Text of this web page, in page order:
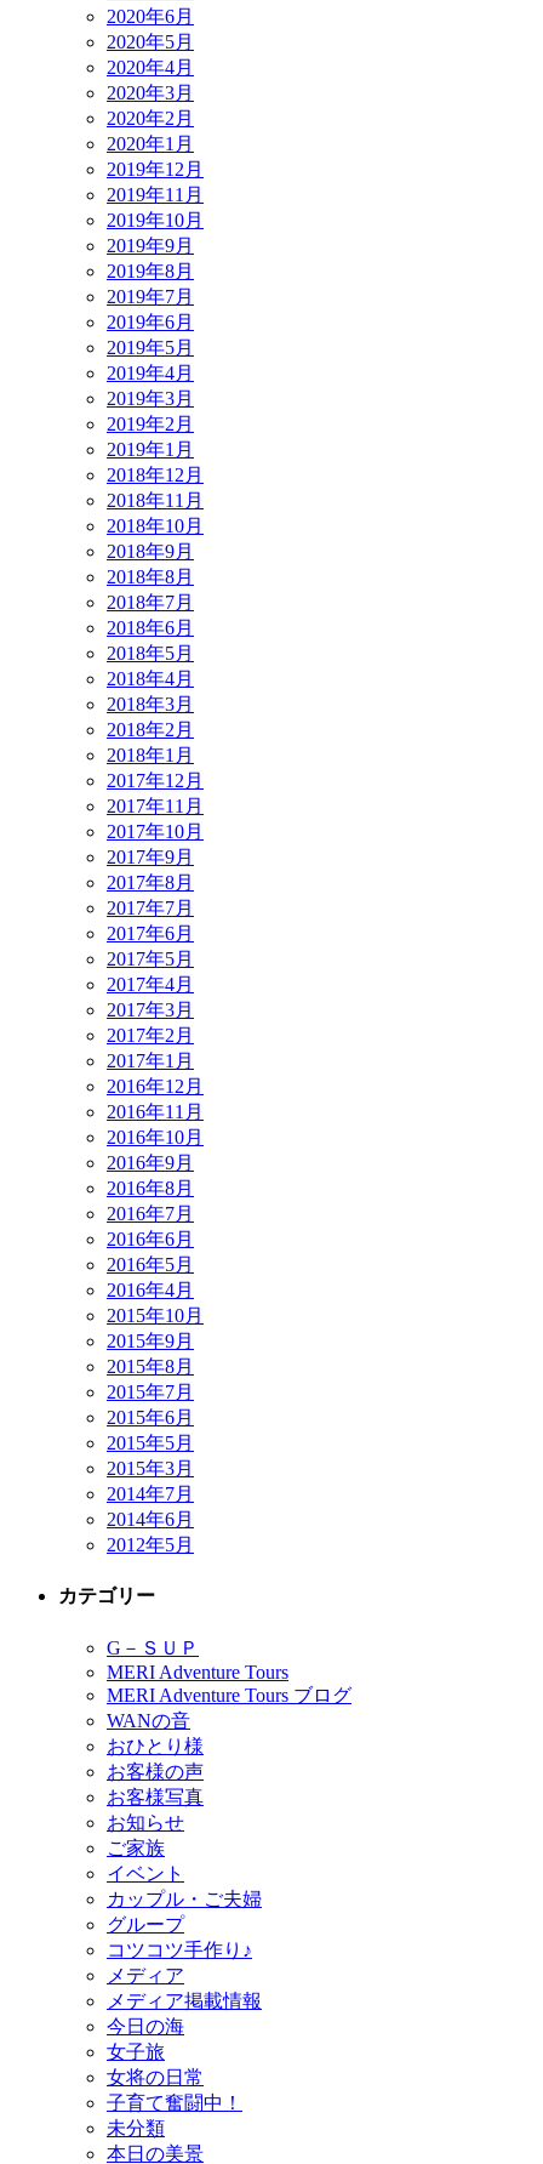
2020年6月
2020年5月
2020年4月
2020年3月
2020年2月
2020年1月
2019年12月
2019年11月
2019年10月
2019年9月
2019年8月
2019年7月
2019年6月
2019年5月
2019年4月
2019年3月
2019年2月
2019年1月
2018年12月
2018年11月
2018年10月
2018年9月
2018年8月
2018年7月
2018年6月
2018年5月
2018年4月
2018年3月
2018年2月
2018年1月
2017年12月
2017年11月
2017年10月
2017年9月
2017年8月
2017年7月
2017年6月
2017年5月
2017年4月
2017年3月
2017年2月
2017年1月
2016年12月
2016年11月
2016年10月
2016年9月
2016年8月
2016年7月
2016年6月
2016年5月
2016年4月
2015年10月
2015年9月
2015年8月
2015年7月
2015年6月
2015年5月
2015年3月
2014年7月
2014年6月
2012年5月
カテゴリー
G－ＳＵＰ
MERI Adventure Tours
MERI Adventure Tours ブログ
WANの音
おひとり様
お客様の声
お客様写真
お知らせ
ご家族
イベント
カップル・ご夫婦
グループ
コツコツ手作り♪
メディア
メディア掲載情報
今日の海
女子旅
女将の日常
子育て奮闘中！
未分類
本日の美景